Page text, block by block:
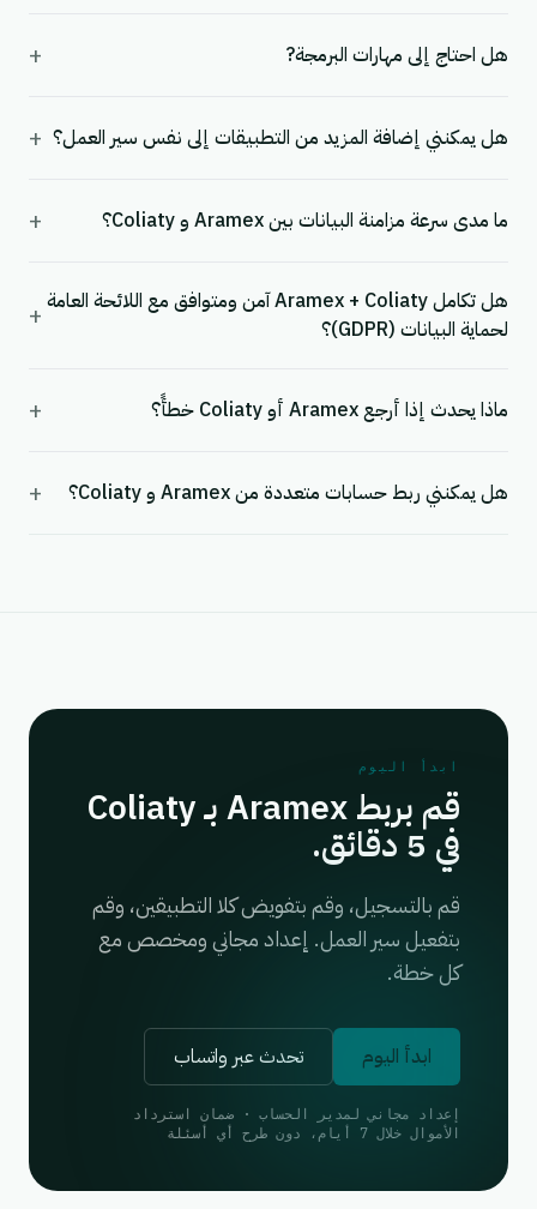
هل احتاج إلى مهارات البرمجة? +
هل يمكنني إضافة المزيد من التطبيقات إلى نفس سير العمل؟ +
ما مدى سرعة مزامنة البيانات بين Aramex و Coliaty؟ +
هل تكامل Aramex + Coliaty آمن ومتوافق مع اللائحة العامة
لحماية البيانات (GDPR)؟
+
ماذا يحدث إذا أرجع Aramex أو Coliaty خطأً؟ +
هل يمكنني ربط حسابات متعددة من Aramex و Coliaty؟ +
ابدأ اليوم
قم بربط Aramex بـ Coliaty
في 5 دقائق.
قم بالتسجيل، وقم بتفويض كلا التطبيقين، وقم
بتفعيل سير العمل. إعداد مجاني ومخصص مع
كل خطة.
ابدأ اليوم تحدث عبر واتساب
إعداد مجاني لمدير الحساب · ضمان استرداد
الأموال خلال 7 أيام، دون طرح أي أسئلة